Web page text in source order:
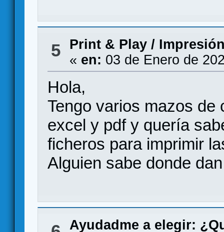
5 Print & Play/
« en: 03 de Enero de
Hola,
Tengo varios mazos
excel y pdf y quería
ficheros para imprimir
Alguien sabe donde
Ayudadme a elegir: